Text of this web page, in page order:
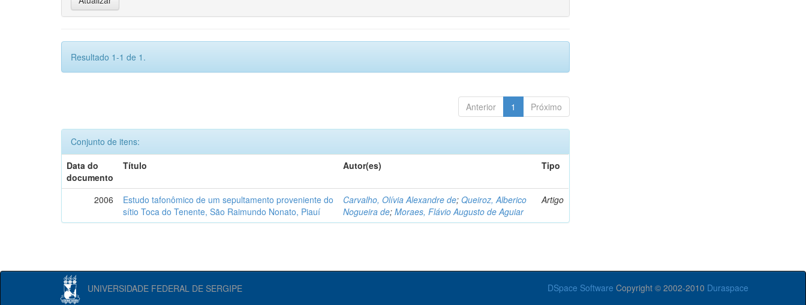
Resultado 1-1 de 1.
Anterior 1 Próximo
Conjunto de itens:
Data do
documento
Título Autor(es) Tipo
2006
Estudo tafonômico de um sepultamento proveniente do
sítio Toca do Tenente, São Raimundo Nonato, Piauí
Carvalho, Olívia Alexandre de;Queiroz, Alberico
Nogueira de;Moraes, Flávio Augusto de Aguiar
Artigo
UNIVERSIDADE FEDERAL DE SERGIPE DSpace Software Copyright © 2002-2010 Duraspace